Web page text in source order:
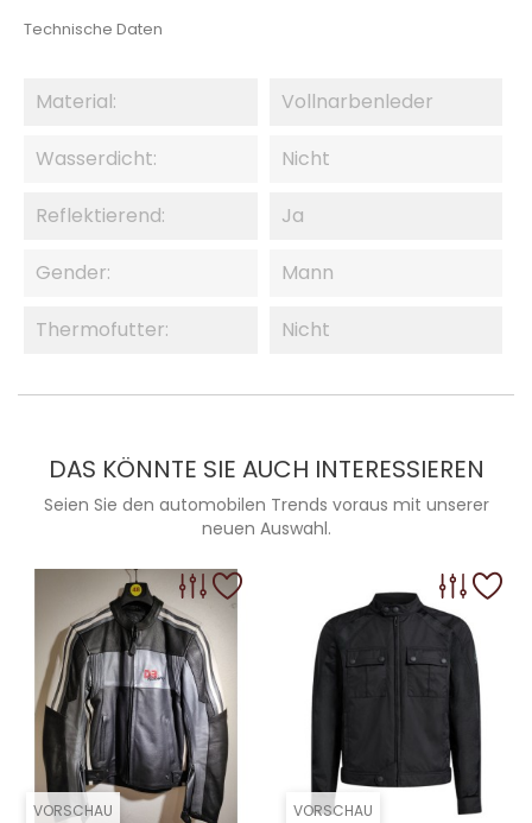
Technische Daten
Material: Vollnarbenleder
Wasserdicht: Nicht
Reflektierend: Ja
Gender: Mann
Thermofutter: Nicht
DAS KÖNNTE SIE AUCH INTERESSIEREN
Seien Sie den automobilen Trends voraus mit unserer
neuen Auswahl.
VORSCHAU VORSCHAU